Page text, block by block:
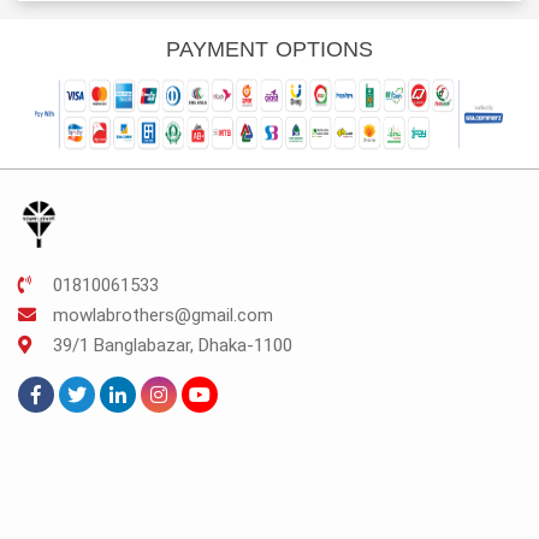
was:
is:
PAYMENT OPTIONS
01810061533
mowlabrothers@gmail.com
39/1 Banglabazar, Dhaka-1100